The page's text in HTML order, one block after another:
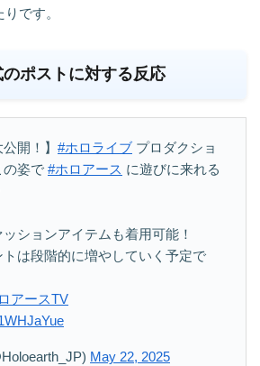
です。
ポストに対する反応
開！】 #ホロライブ プロダクショ
の姿で #ホロアース に遊びに来れる
ションアイテムも着用可能！
は段階的に増やしていく予定で
アースTV
May 22, 2025